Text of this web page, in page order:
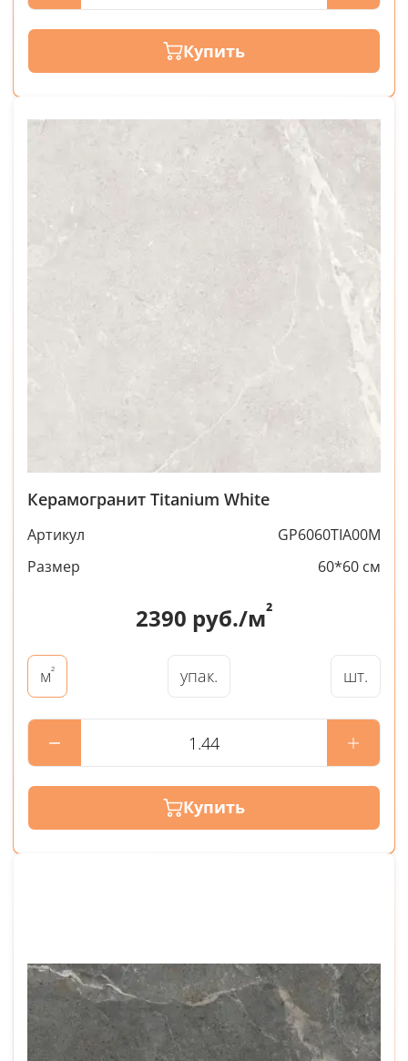
Купить
Керамогранит Titanium White
Артикул
GP6060TIA00M
Размер
60*60 см
2390 руб./м²
м² упак. шт.
Купить